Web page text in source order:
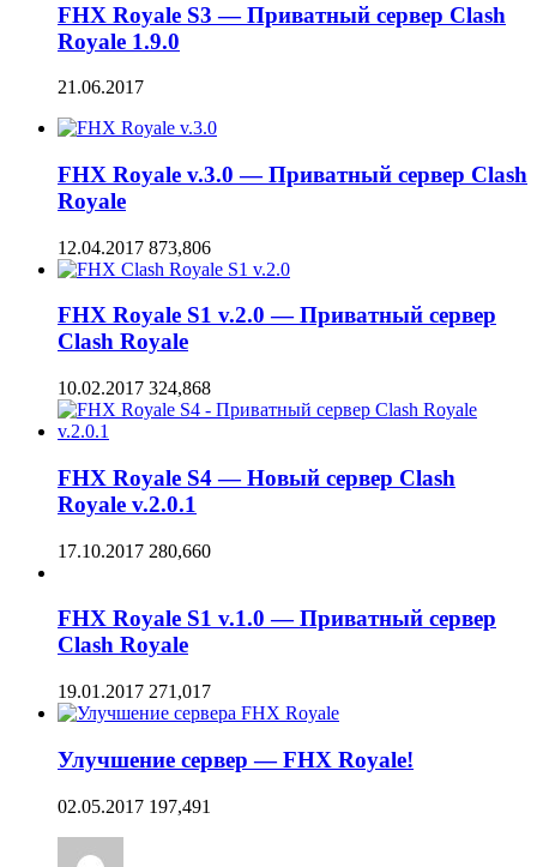
FHX Royale S3 — Приватный сервер Clash
Royale 1.9.0
21.06.2017
FHX Royale v.3.0 — Приватный сервер Clash
Royale
12.04.2017 873,806
FHX Royale S1 v.2.0 — Приватный сервер
Clash Royale
10.02.2017 324,868
FHX Royale S4 — Новый сервер Clash
Royale v.2.0.1
17.10.2017 280,660
FHX Royale S1 v.1.0 — Приватный сервер
Clash Royale
19.01.2017 271,017
Улучшение сервер — FHX Royale!
02.05.2017 197,491